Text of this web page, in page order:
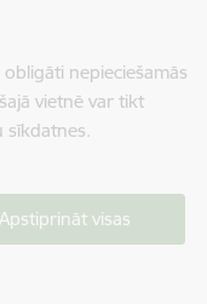
nepieciešamās
vietnē var tikt
sīkdatnes.
Apstiprināt visas